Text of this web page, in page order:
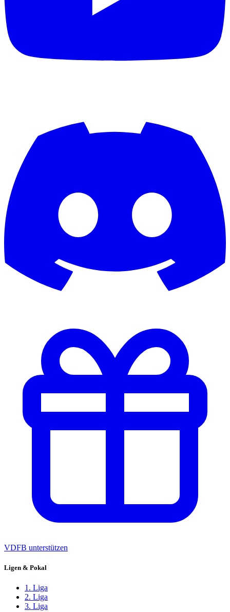
VDFB unterstützen
Ligen & Pokal
1. Liga
2. Liga
3. Liga